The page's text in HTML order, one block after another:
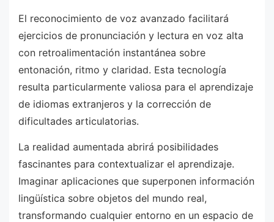
El reconocimiento de voz avanzado facilitará
ejercicios de pronunciación y lectura en voz alta
con retroalimentación instantánea sobre
entonación, ritmo y claridad. Esta tecnología
resulta particularmente valiosa para el aprendizaje
de idiomas extranjeros y la corrección de
dificultades articulatorias.
La realidad aumentada abrirá posibilidades
fascinantes para contextualizar el aprendizaje.
Imaginar aplicaciones que superponen información
lingüística sobre objetos del mundo real,
transformando cualquier entorno en un espacio de